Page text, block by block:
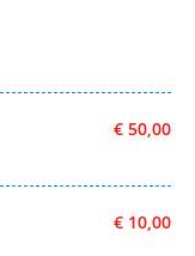
€ 50,00
€ 10,00